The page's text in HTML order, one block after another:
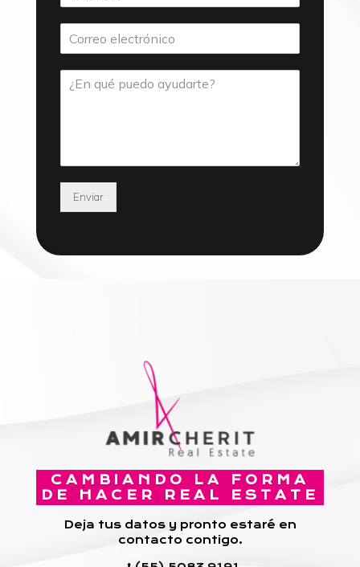
Enviar
CAMBIANDO LA FORMA
DE HACER REAL ESTATE
Deja tus datos y pronto estaré en
contacto contigo.